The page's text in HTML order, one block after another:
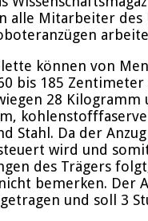
alle Mitarbeiter des
können von
bis 185 Zentimeter
28 Kilogramm
Stahl. Da der
wird und
des Trägers
bemerken. Der
und soll 3